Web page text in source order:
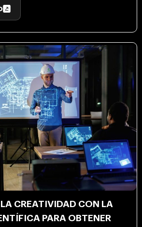
CREATIVIDAD CON LA
PARA OBTENER